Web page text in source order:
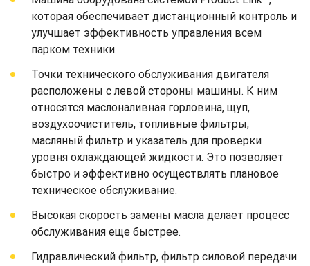
которая обеспечивает дистанционный контроль и
улучшает эффективность управления всем
парком техники.
Точки технического обслуживания двигателя
расположены с левой стороны машины. К ним
относятся маслоналивная горловина, щуп,
воздухоочиститель, топливные фильтры,
масляный фильтр и указатель для проверки
уровня охлаждающей жидкости. Это позволяет
быстро и эффективно осуществлять плановое
техническое обслуживание.
Высокая скорость замены масла делает процесс
обслуживания еще быстрее.
Гидравлический фильтр, фильтр силовой передачи